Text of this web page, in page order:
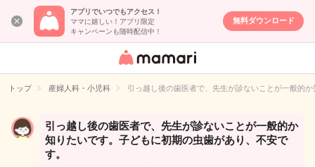
アプリでいつでもアクセス！
ママに嬉しい！アプリ限定
キャンペーンも随時配信中！
無料ダウンロード
女性専用匿名QA
イト
トップ 産婦人科・小児科 引っ越し後の歯医者で、先生が診ないことが一般的
引っ越し後の歯医者で、先生が診ないことが一般的か
知りたいです。子どもに初期の虫歯があり、不安で
す。